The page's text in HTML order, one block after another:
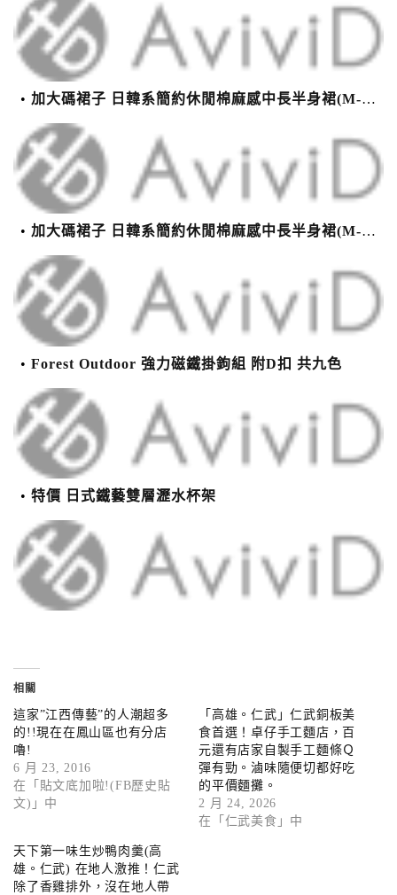
加大碼裙子 日韓系簡約休閒棉麻感中長半身裙(M-2XL)【XMS54038】＊艾美時尚(現+預)
加大碼裙子 日韓系簡約休閒棉麻感中長半身裙(M-2XL)【XMS54038】＊艾美時尚(現+預)
Forest Outdoor 強力磁鐵掛鉤組 附D扣 共九色
特價 日式鐵藝雙層瀝水杯架
相關
這家”江西傳藝”的人潮超多
的!!現在在鳳山區也有分店
嚕!
6 月 23, 2016
在「貼文底加啦!(FB歷史貼
文)」中
「高雄。仁武」仁武銅板美
食首選！卓仔手工麵店，百
元還有店家自製手工麵條Ｑ
彈有勁。滷味隨便切都好吃
的平價麵攤。
2 月 24, 2026
在「仁武美食」中
天下第一味生炒鴨肉羹(高
雄。仁武) 在地人激推！仁武
除了香雞排外，沒在地人帶